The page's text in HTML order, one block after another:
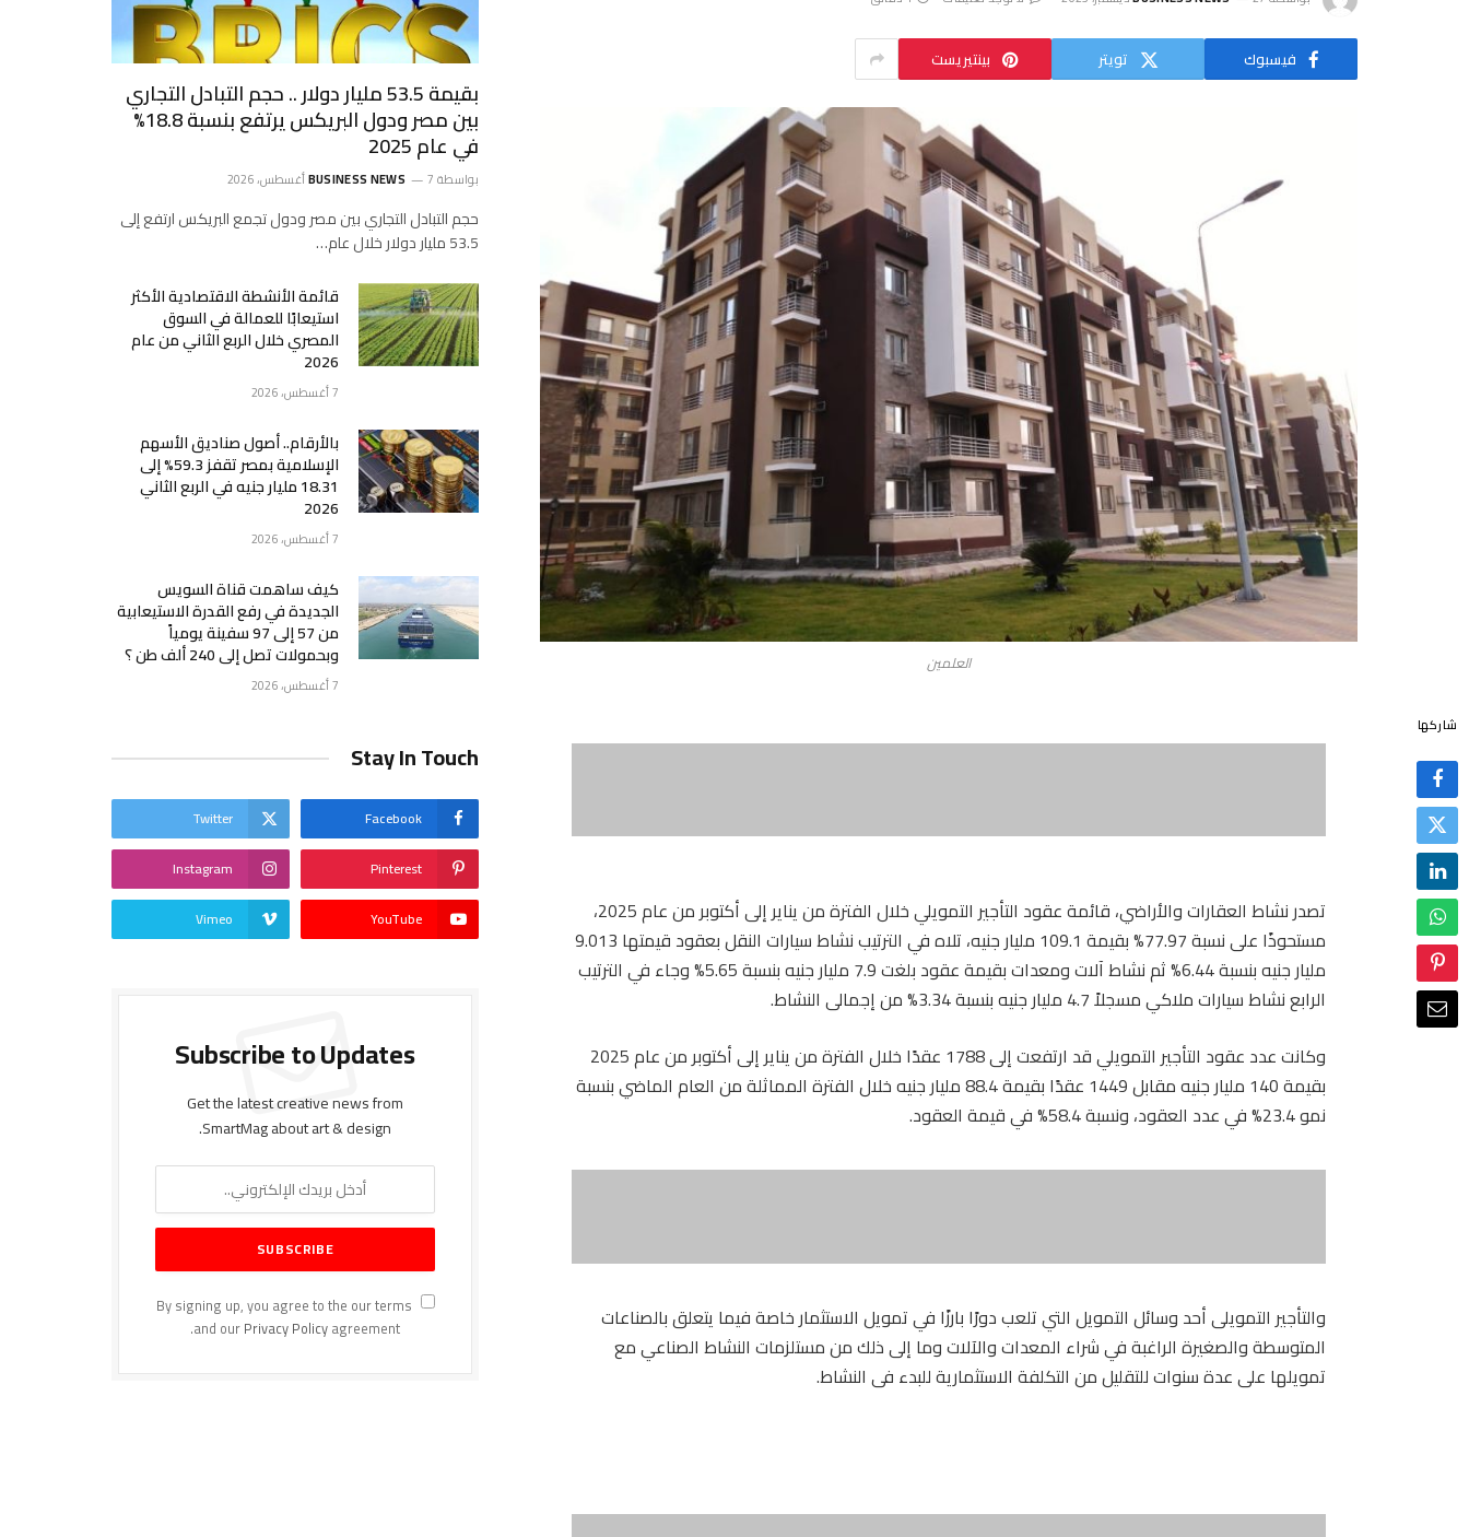
فيسبوك تويتر بينتيريست
العلمين
شاركها
تصدر نشاط العقارات والأراضي، قائمة عقود التأجير التمويلي خلال الفترة من يناير إلى أكتوبر من عام 2025،
مستحوذًا على نسبة 77.97% بقيمة 109.1 مليار جنيه، تلاه في الترتيب نشاط سيارات النقل بعقود قيمتها 9.013
مليار جنيه بنسبة 6.44% ثم نشاط آلات ومعدات بقيمة عقود بلغت 7.9 مليار جنيه بنسبة 5.65% وجاء في الترتيب
الرابع نشاط سيارات ملاكي مسجلاً 4.7 مليار جنيه بنسبة 3.34% من إجمالى النشاط.
وكانت عدد عقود التأجير التمويلي قد ارتفعت إلى 1788 عقدًا خلال الفترة من يناير إلى أكتوبر من عام 2025
بقيمة 140 مليار جنيه مقابل 1449 عقدًا بقيمة 88.4 مليار جنيه خلال الفترة المماثلة من العام الماضي بنسبة
نمو 23.4% في عدد العقود، ونسبة 58.4% في قيمة العقود.
والتأجير التمويلى أحد وسائل التمويل التي تلعب دورًا بارزًا في تمويل الاستثمار خاصة فيما يتعلق بالصناعات
المتوسطة والصغيرة الراغبة في شراء المعدات والآلات وما إلى ذلك من مستلزمات النشاط الصناعي مع
تمويلها على عدة سنوات للتقليل من التكلفة الاستثمارية للبدء فى النشاط.
بقيمة 53.5 مليار دولار .. حجم التبادل التجاري
بين مصر ودول البريكس يرتفع بنسبة 18.8%
في عام 2025
بواسطة BUSINESS NEWS 7 أغسطس، 2026
حجم التبادل التجاري بين مصر ودول تجمع البريكس ارتفع إلى
53.5 مليار دولار خلال عام…
قائمة الأنشطة الاقتصادية الأكثر
استيعابًا للعمالة في السوق
المصري خلال الربع الثاني من عام
2026
7 أغسطس، 2026
بالأرقام.. أصول صناديق الأسهم
الإسلامية بمصر تقفز 59.3% إلى
18.31 مليار جنيه في الربع الثاني
2026
7 أغسطس، 2026
كيف ساهمت قناة السويس
الجديدة في رفع القدرة الاستيعابية
من 57 إلى 97 سفينة يومياً
وبحمولات تصل إلى 240 ألف طن ؟
7 أغسطس، 2026
Stay In Touch
Facebook
Twitter
Pinterest
Instagram
YouTube
Vimeo
Subscribe to Updates
Get the latest creative news from
SmartMag about art & design.
By signing up, you agree to the our terms
and ourPrivacy Policyagreement.